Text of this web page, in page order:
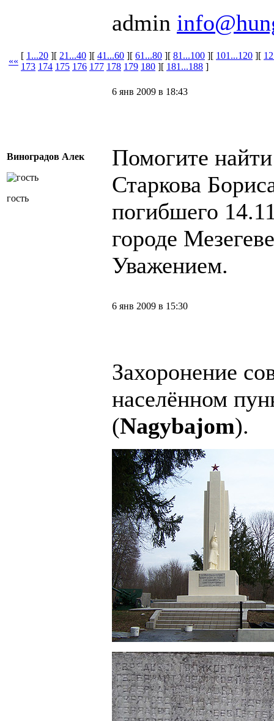
admin
««
[ 1...20 ][ 21...40 ][ 41...60 ][ 61...80 ][ 81...100 ][ 101...120 ][
173 174 175 176 177 178 179 180 ][ 181...188 ]
Виноградов Алек
гость
6 янв 2009 в 18:43
Помогите
Старкова
погибшего
городе
Уважением.
6 янв 2009 в 15:30
Захоронение
населённом
(Nagybajom).